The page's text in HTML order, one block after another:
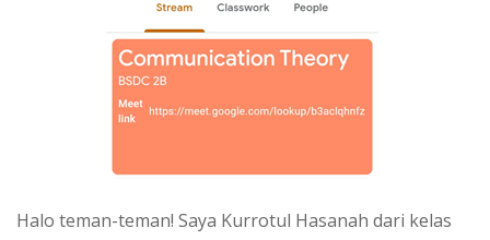
Halo teman-teman! Saya Kurrotul Hasanah dari kelas